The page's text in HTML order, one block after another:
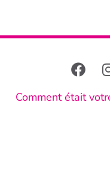
Comment était